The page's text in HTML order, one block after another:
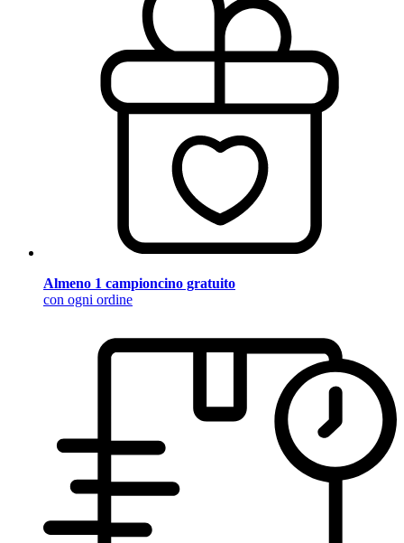
Almeno 1 campioncino gratuito
con ogni ordine